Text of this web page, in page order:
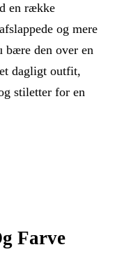
en række
og mere
bære den over en
dagligt outfit,
stiletter for en
Farve